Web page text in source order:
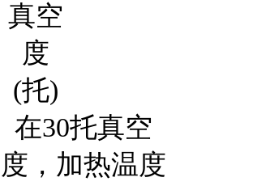
真空
度
(托)
在30托真空
度，加热温度